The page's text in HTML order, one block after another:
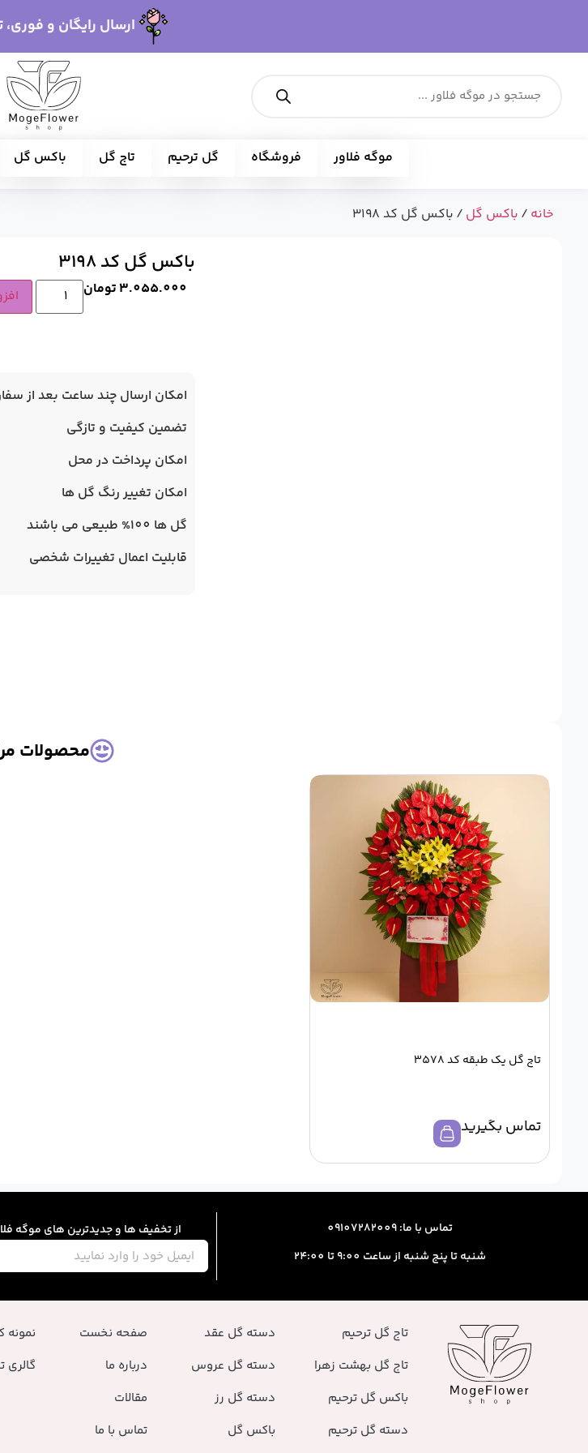
ارسال رایگان و
موگه فلاور فروشگاه گل ترحیم تاج گل باکس گل
خانه / باکس گل / باکس گل کد 3198
باکس گل کد 3198
3.055.000تومان
امکان ارسال چند ساعت بعد از
تضمین کیفیت و تازگی
امکان پرداخت در محل
امکان تغییر رنگ گل ها
گل ها 100% طبیعی می باشند
قابلیت اعمال تغییرات شخصی
محصولات
تاج گل یک طبقه کد 3578
تماس بگیرید
تماس با ما: 09107282009
شنبه تا پنج شنبه از ساعت 9:00 تا 24:00
از تخفیف ها و جدیدترین های موگه
تاج گل ترحیم
تاج گل بهشت زهرا
باکس گل ترحیم
دسته گل ترحیم
دسته گل عقد
دسته گل عروس
دسته گل رز
باکس گل
صفحه نخست
درباره ما
مقالات
تماس با ما
نمونه
گالری